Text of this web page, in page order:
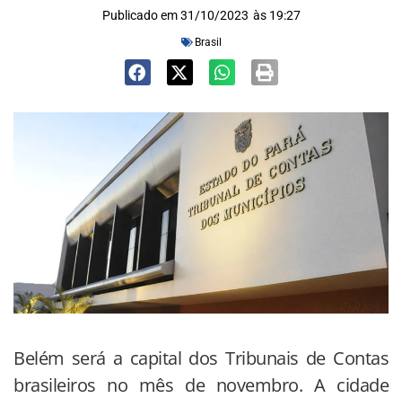
Publicado em 31/10/2023 às 19:27
Brasil
Belém será a capital dos Tribunais de Contas
brasileiros no mês de novembro. A cidade